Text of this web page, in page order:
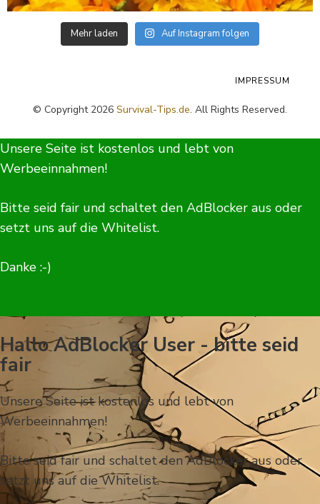
Mehr laden Auf Instagram folgen
© Copyright 2026 Survival-Tips.de. All Rights Reserved.
IMPRESSUM
Unsere Seite ist kostenlos und lebt von
Werbeeinnahmen!
Bitte seid fair und schaltet den AdBlocker aus oder
setzt uns auf die Whitelist.
Danke :-)
Hallo AdBlocker User - bitte seid
fair
Unsere Seite ist kostenlos und lebt von
Werbeeinnahmen!
Bitte seid fair und schaltet den AdBlocker aus oder
setzt uns auf die Whitelist.